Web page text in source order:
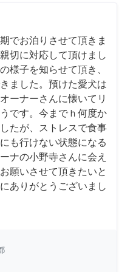
でお泊りさせて頂きま
切に対応して頂けまし
様子を知らせて頂き、
ました。預けた愛犬は
ーナーさんに懐いてリ
です。今までｈ何度か
たが、ストレスで食事
も行けない状態になる
ナの小野寺さんに会え
願いさせて頂きたいと
ありがとうございまし